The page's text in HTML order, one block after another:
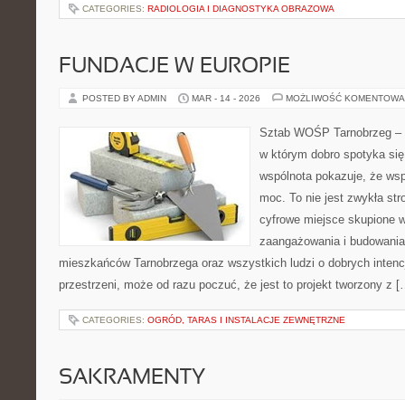
CATEGORIES: RADIOLOGIA I DIAGNOSTYKA OBRAZOWA
FUNDACJE W EUROPIE
POSTED BY ADMIN MAR - 14 - 2026 MOŻLIWOŚĆ
Sztab WOŚP Tarnobrzeg
w którym dobro spotyka
wspólnota pokazuje, że
moc. To nie jest zwykła
cyfrowe miejsce skupione
zaangażowania i
mieszkańców Tarnobrzega oraz wszystkich ludzi o dobrych
przestrzeni, może od razu poczuć, że jest to projekt tworzony z
CATEGORIES: OGRÓD, TARAS I INSTALACJE ZEWNĘTRZNE
SAKRAMENTY